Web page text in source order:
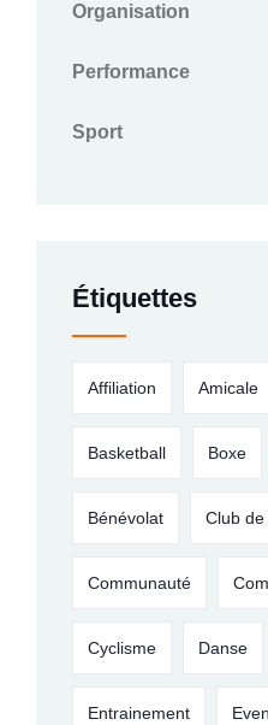
Organisation
Performance
Sport
Étiquettes
Affiliation Amicale
Basketball Boxe
Bénévolat Club
Communauté
Cyclisme Danse
Entrainement